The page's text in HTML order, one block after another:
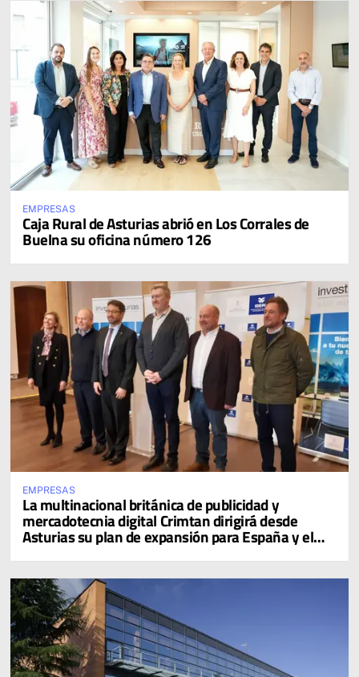
EMPRESAS
Caja Rural de Asturias abrió en Los Corrales de
Buelna su oficina número 126
EMPRESAS
La multinacional británica de publicidad y
mercadotecnia digital Crimtan dirigirá desde
Asturias su plan de expansión para España y el
sur de Europa